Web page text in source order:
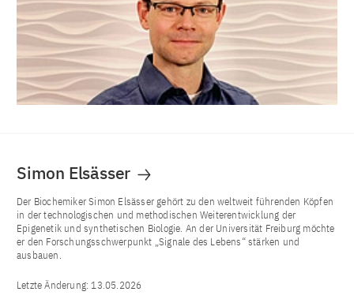
Simon Elsässer
Der Biochemiker Simon Elsässer gehört zu den weltweit führenden Köpfen
in der technologischen und methodischen Weiterentwicklung der
Epigenetik und synthetischen Biologie. An der Universität Freiburg möchte
er den Forschungsschwerpunkt „Signale des Lebens“ stärken und
ausbauen.
Letzte Änderung:13.05.2026